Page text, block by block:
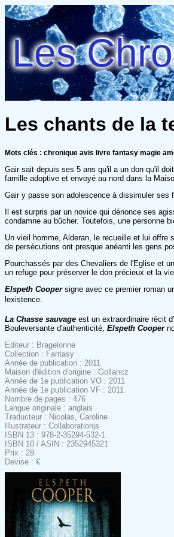
Les
Les chants de la
Mots clés : chronique avis livre fantasy magie
Gair sait depuis ses 5 ans qu'il a un don qu'il
famille adoptive et envoyé au nord dans la
Gair y passe son adolescence à dissimuler ses
Il est surpris par un novice qui dénonce ses
condamne au bûcher. Toutefois, une personne
Un vieil homme, Alderan, le recueille et lui offre
de persécutions ont presque anéanti les gens
Pourchassés par des Chevaliers de l'Eglise et
un refuge pour préserver le don précieux et la
Elspeth Coopersigne avec ce premier roman
lexistence.
La Chasse sauvage est un extraordinaire récit
Bouleversante d'authenticité, Elspeth Cooper
Editeur : Bragelonne
Collection : Fantasy
Année de publication : 2011
Maison d'édition d'origine : Gollancz
Année de 1e publication VO : 2011
Année de 1e publication VF : 2011
Nombre de pages : 476
Langue originale : anglais
Traducteur : Nicolas, Caroline
Illustrateur : Collaborationjs
ISBN 13 : 978-2-35294-532-1
ISBN 10 / ASIN : 2352945321
Prix : 28
Devise : €